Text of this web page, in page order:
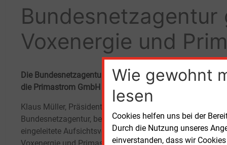
Wie gewohnt
lesen
Cookies helfen uns bei der
Durch die Nutzung unseres
einverstanden, dass wir
Bundesnetzagentur
Voxenergie und
Die Bundesnetzagentur hat am 24. Mai ein
die Primastrom GmbH eingeleitet wegen des Verdachts
Klaus Müller, Präsident der
Bundesnetzagentur, begründete das
eingeleitete Aufsichtsverfahren gegen